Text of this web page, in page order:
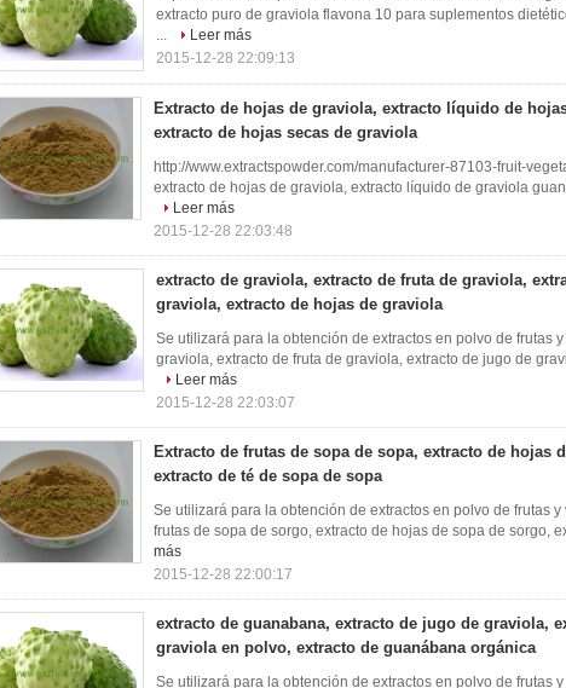
extracto puro de graviola flavona 10 para suplementos
...
Leer más
2015-12-28 22:09:13
Extracto de hojas de graviola, extracto líquido de
extracto de hojas secas de graviola
http://www.extractspowder.com/manufacturer-87103-fruit-
extracto de hojas de graviola, extracto líquido de graviola
Leer más
2015-12-28 22:03:48
extracto de graviola, extracto de fruta de graviola,
graviola, extracto de hojas de graviola
Se utilizará para la obtención de extractos en polvo de frutas
graviola, extracto de fruta de graviola, extracto de jugo de
Leer más
2015-12-28 22:03:07
Extracto de frutas de sopa de sopa, extracto de hojas
extracto de té de sopa de sopa
Se utilizará para la obtención de extractos en polvo de frutas
frutas de sopa de sorgo, extracto de hojas de sopa de sorgo,
más
2015-12-28 22:00:17
extracto de guanabana, extracto de jugo de graviola,
graviola en polvo, extracto de guanábana orgánica
Se utilizará para la obtención de extractos en polvo de frutas